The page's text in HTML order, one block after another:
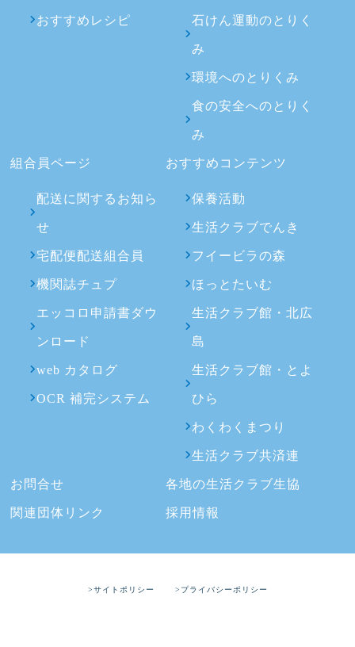
おすすめレシピ 石けん運動のとりく
み
環境へのとりくみ
食の安全へのとりく
み
組合員ページ
配送に関するお知ら
せ
宅配便配送組合員
機関誌チュプ
エッコロ申請書ダウ
ンロード
web カタログ
OCR 補完システム
おすすめコンテンツ
保養活動
生活クラブでんき
フイービラの森
ほっとたいむ
生活クラブ館・北広
島
生活クラブ館・とよ
ひら
わくわくまつり
生活クラブ共済連
お問合せ 各地の生活クラブ生協
関連団体リンク 採用情報
>サイトポリシー >プライバシーポリシー